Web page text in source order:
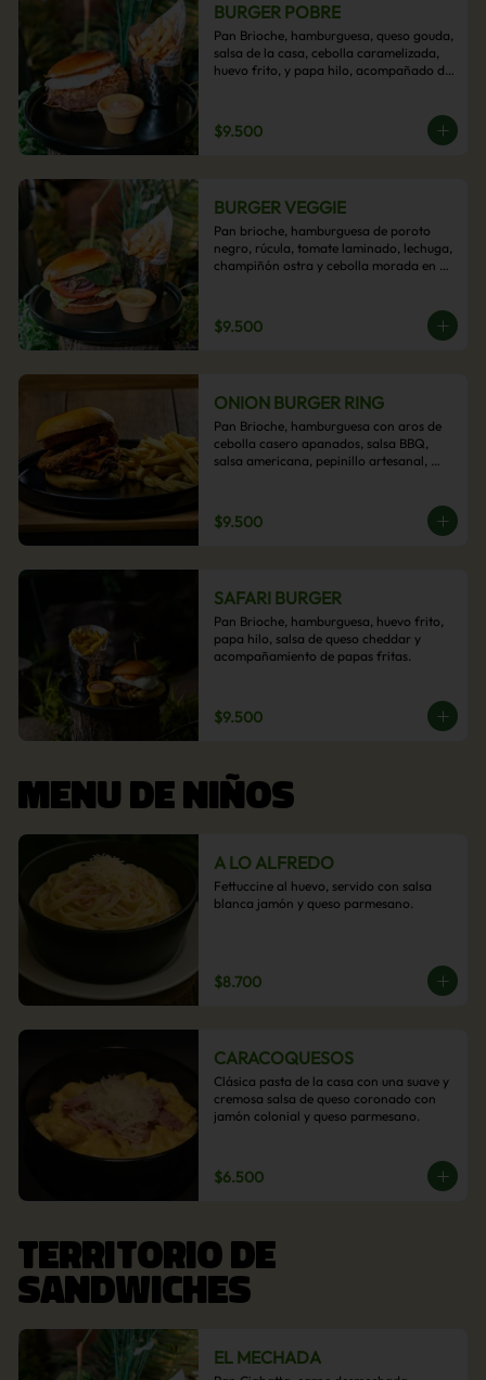
BURGER POBRE
Pan Brioche, hamburguesa, queso gouda,
salsa de la casa, cebolla caramelizada,
huevo frito, y papa hilo, acompañado de
$9.500
BURGER VEGGIE
Pan brioche, hamburguesa de poroto
negro, rúcula, tomate laminado, lechuga,
champiñón ostra y cebolla morada en
$9.500
ONION BURGER RING
Pan Brioche, hamburguesa con aros de
cebolla casero apanados, salsa BBQ,
salsa americana, pepinillo artesanal,
papas fritas.
$9.500
SAFARI BURGER
Pan Brioche, hamburguesa, huevo frito,
papa hilo, salsa de queso cheddar y
acompañamiento de papas fritas.
$9.500
MENU DE NIÑOS
A LO ALFREDO
Fettuccine al huevo, servido con salsa
blanca jamón y queso parmesano.
$8.700
CARACOQUESOS
Clásica pasta de la casa con una suave y
cremosa salsa de queso coronado con
jamón colonial y queso parmesano.
$6.500
TERRITORIO DE
SANDWICHES
EL MECHADA